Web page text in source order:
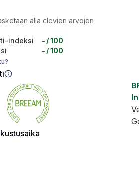
alla olevien arvojen
indeksi
- / 100
- / 100